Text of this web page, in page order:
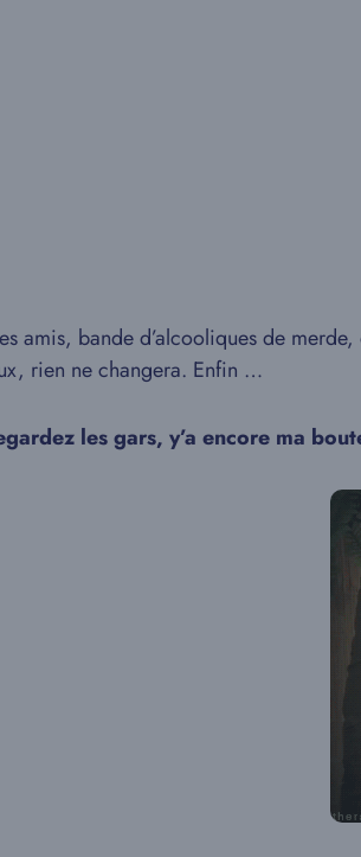
amis, bande d’alcooliques de
rien ne changera. Enfin …
les gars, y’a encore ma